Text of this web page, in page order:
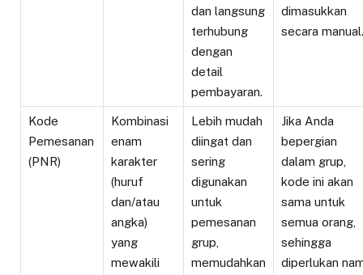
dan langsung
terhubung
dengan
detail
pembayaran.
dimasukkan
secara manual.
Kode
Pemesanan
(PNR)
Kombinasi
enam
karakter
(huruf
dan/atau
angka)
yang
mewakili
Lebih mudah
diingat dan
sering
digunakan
untuk
pemesanan
grup,
memudahkan
Jika Anda
bepergian
dalam grup,
kode ini akan
sama untuk
semua orang,
sehingga
diperlukan